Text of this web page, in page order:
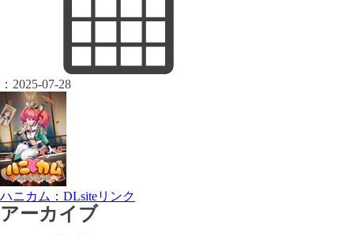
： 2025-07-28
ハニカム：DLsiteリンク
アーカイブ